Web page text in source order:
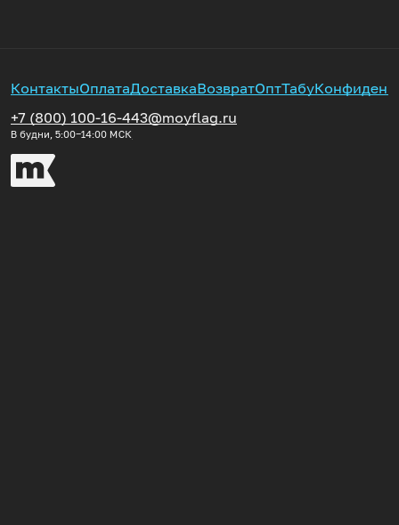
КонтактыОплатаДоставкаВозвратОптТабу
+7 (800) 100-16-44
В будни, 5:00‒14:00 МСК
3@moyflag.ru